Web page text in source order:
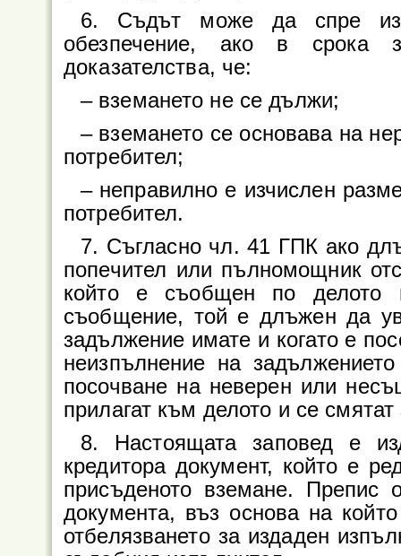
6. Съдът може да спре
обезпечение, ако в срока
доказателства, че:
– вземането не се дължи;
– вземането се основава на
потребител;
– неправилно е изчислен
потребител.
7. Съгласно чл. 41 ГПК ако
попечител или пълномощник
който е съобщен по
съобщение, той е длъжен да
задължение имате и когато е
неизпълнение на
посочване на неверен или
прилагат към делото и се
8. Настоящата заповед е
кредитора документ, който е
присъденото вземане. Препис
документа, въз основа на
отбелязването за издаден